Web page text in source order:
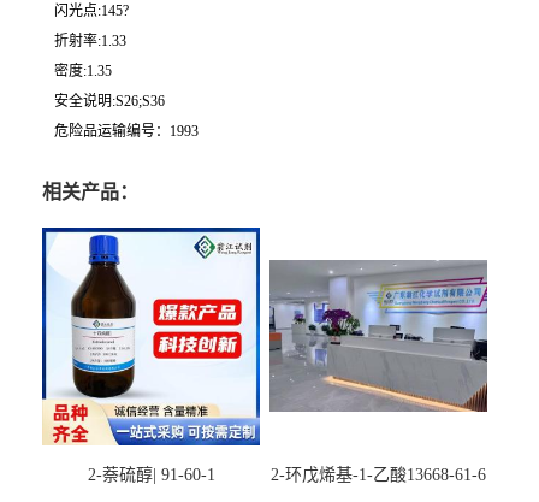
闪光点:145?
折射率:1.33
密度:1.35
安全说明:S26;S36
危险品运输编号：1993
相关产品：
2-萘硫醇| 91-60-1 2-环戊烯基-1-乙酸13668-61-6